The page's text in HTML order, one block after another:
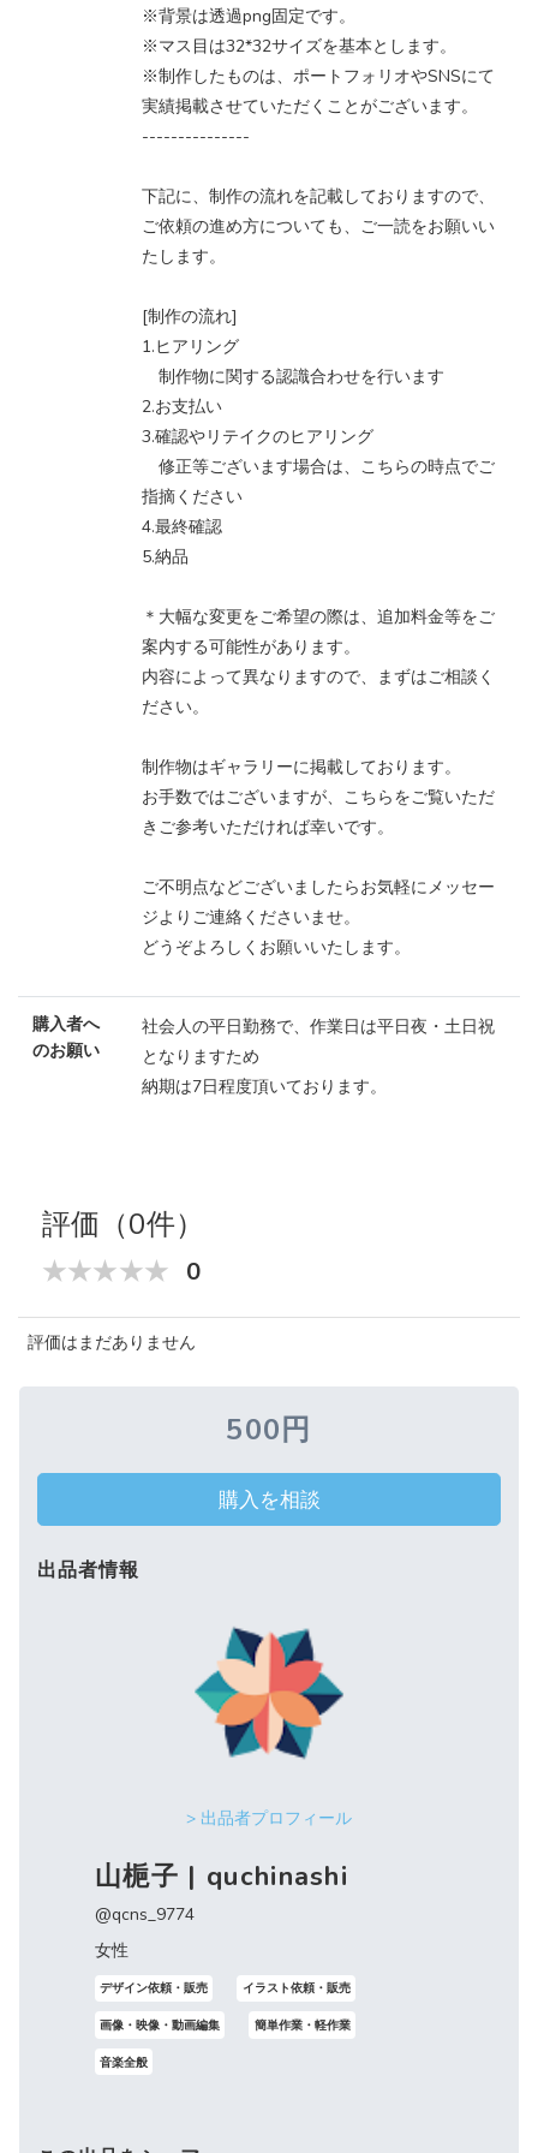
※背景は透過png固定です。
※マス目は32*32サイズを基本とします。
※制作したものは、ポートフォリオやSNSにて
実績掲載させていただくことがございます。
---------------
下記に、制作の流れを記載しておりますので、
ご依頼の進め方についても、ご一読をお願いい
たします。
[制作の流れ]
1.ヒアリング
制作物に関する認識合わせを行います
2.お支払い
3.確認やリテイクのヒアリング
修正等ございます場合は、こちらの時点でご
指摘ください
4.最終確認
5.納品
＊大幅な変更をご希望の際は、追加料金等をご
案内する可能性があります。
内容によって異なりますので、まずはご相談く
ださい。
制作物はギャラリーに掲載しております。
お手数ではございますが、こちらをご覧いただ
きご参考いただければ幸いです。
ご不明点などございましたらお気軽にメッセー
ジよりご連絡くださいませ。
どうぞよろしくお願いいたします。
購入者へ
のお願い
社会人の平日勤務で、作業日は平日夜・土日祝
となりますため
納期は7日程度頂いております。
評価（0件）
0
評価はまだありません
500円
購入を相談
出品者情報
> 出品者プロフィール
山梔子 | quchinashi
@qcns_9774
女性
デザイン依頼・販売 イラスト依頼・販売
画像・映像・動画編集 簡単作業・軽作業
音楽全般